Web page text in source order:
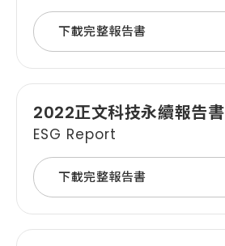
下載完整報告書
2022正文科技永續報告書
ESG Report
下載完整報告書